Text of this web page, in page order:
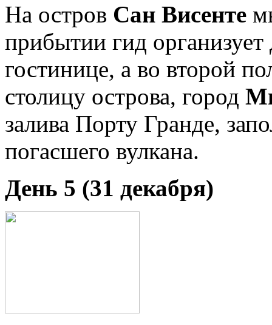
На остров Сан Висенте
прибытии гид
гостинице, а во второй
столицу острова, город
залива Порту Гранде,
погасшего вулкана.
День 5 (31 декабря)